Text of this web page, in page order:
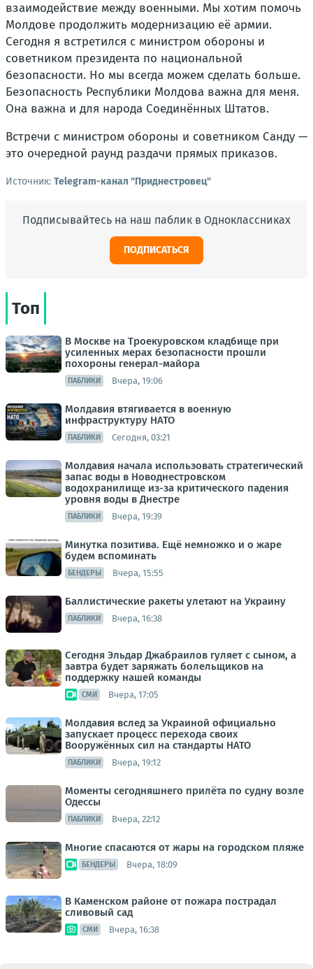
взаимодействие между военными. Мы хотим помочь
Молдове продолжить модернизацию её армии.
Сегодня я встретился с министром обороны и
советником президента по национальной
безопасности. Но мы всегда можем сделать больше.
Безопасность Республики Молдова важна для меня.
Она важна и для народа Соединённых Штатов.
Встречи с министром обороны и советником Санду —
это очередной раунд раздачи прямых приказов.
Источник: Telegram-канал "Приднестровец"
Подписывайтесь на наш паблик в Одноклассниках
ПОДПИСАТЬСЯ
Топ
В Москве на Троекуровском кладбище при
усиленных мерах безопасности прошли
похороны генерал-майора
ПАБЛИКИ Вчера, 19:06
Молдавия втягивается в военную
инфраструктуру НАТО
ПАБЛИКИ Сегодня, 03:21
Молдавия начала использовать стратегический
запас воды в Новоднестровском
водохранилище из-за критического падения
уровня воды в Днестре
ПАБЛИКИ Вчера, 19:39
Минутка позитива. Ещё немножко и о жаре
будем вспоминать
БЕНДЕРЫ Вчера, 15:55
Баллистические ракеты улетают на Украину
ПАБЛИКИ Вчера, 16:38
Сегодня Эльдар Джабраилов гуляет с сыном, а
завтра будет заряжать болельщиков на
поддержку нашей команды
СМИ Вчера, 17:05
Молдавия вслед за Украиной официально
запускает процесс перехода своих
Вооружённых сил на стандарты НАТО
ПАБЛИКИ Вчера, 19:12
Моменты сегодняшнего прилёта по судну возле
Одессы
ПАБЛИКИ Вчера, 22:12
Многие спасаются от жары на городском пляже
БЕНДЕРЫ Вчера, 18:09
В Каменском районе от пожара пострадал
сливовый сад
СМИ Вчера, 16:38